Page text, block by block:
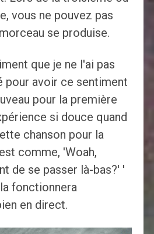
vous ne pouvez pas
se produise.
que je ne l'ai pas
pour avoir ce sentiment
pour la première
si douce quand
chanson pour la
comme, 'Woah,
de se passer là-bas?' '
fonctionnera
en direct.